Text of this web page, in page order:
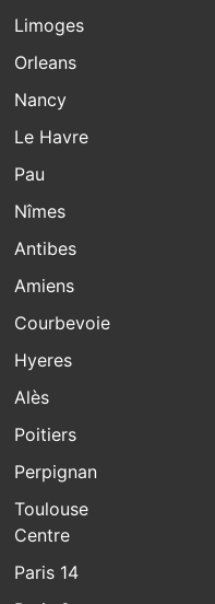
Limoges
Orleans
Nancy
Le Havre
Pau
Nîmes
Antibes
Amiens
Courbevoie
Hyeres
Alès
Poitiers
Perpignan
Toulouse
Centre
Paris 14